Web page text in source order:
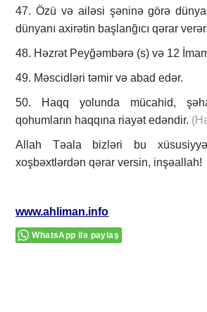
47. Özü və ailəsi şəninə görə
dünyanı axirətin başlanğıcı qərar verər.
48. Həzrət Peyğəmbərə (s) və 12
49. Məscidləri təmir və abad edər.
50. Haqq yolunda mücahid,
qohumların haqqına riayət edəndir.
Allah Təala bizləri bu
xoşbəxtlərdən qərar versin, inşəallah!
www.ahliman.info
WhatsApp ilə paylaş